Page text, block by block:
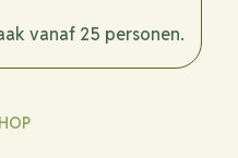
vanaf 25 personen.